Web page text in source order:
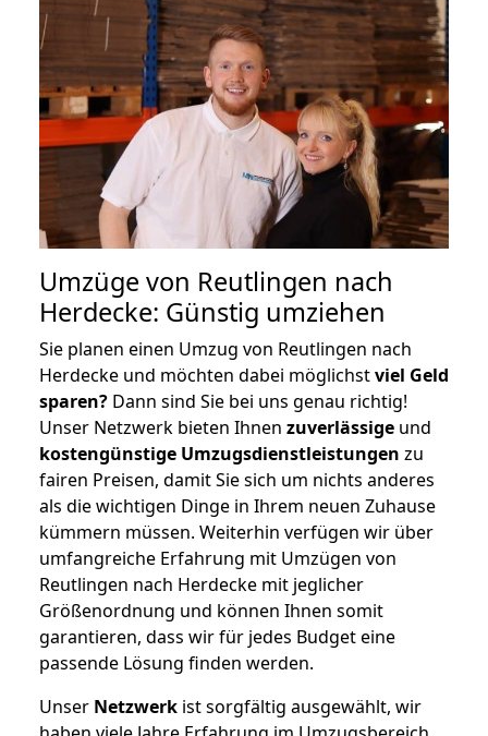
Umzüge von Reutlingen nach
Herdecke: Günstig umziehen
Sie planen einen Umzug von Reutlingen nach
Herdecke und möchten dabei möglichstviel Geld
sparen? Dann sind Sie bei uns genau richtig!
Unser Netzwerk bieten Ihnen zuverlässige und
kostengünstige Umzugsdienstleistungen zu
fairen Preisen, damit Sie sich um nichts anderes
als die wichtigen Dinge in Ihrem neuen Zuhause
kümmern müssen. Weiterhin verfügen wir über
umfangreiche Erfahrung mit Umzügen von
Reutlingen nach Herdecke mit jeglicher
Größenordnung und können Ihnen somit
garantieren, dass wir für jedes Budget eine
passende Lösung finden werden.
Unser Netzwerk ist sorgfältig ausgewählt, wir